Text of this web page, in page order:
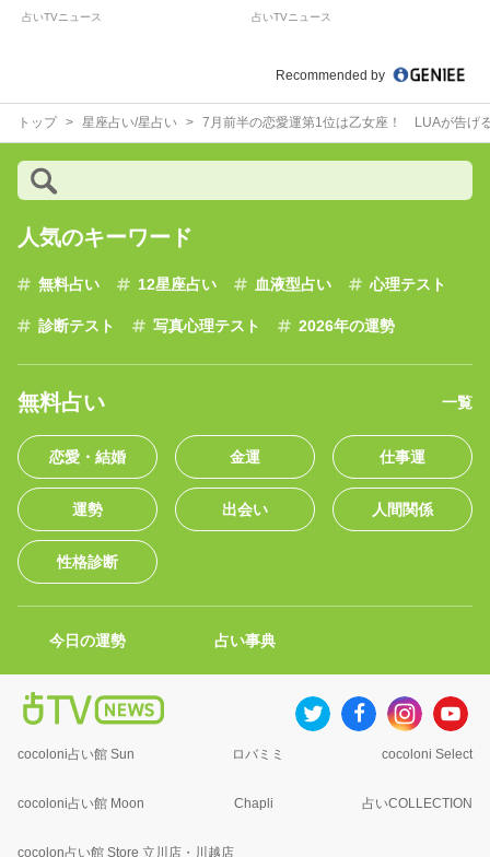
占いTVニュース 占いTVニュース
Recommended by
トップ 星座占い/星占い 7月前半の恋愛運第1位は乙女座！ LUAが告げ
人気のキーワード
無料占い 12星座占い 血液型占い 心理テスト
診断テスト 写真心理テスト 2026年の運勢
無料占い 一覧
恋愛・結婚 金運 仕事運
運勢 出会い 人間関係
性格診断
今日の運勢 占い事典
cocoloni占い館 Sun ロバミミ cocoloni Select
cocoloni占い館 Moon Chapli 占いCOLLECTION
cocolon占い館 Store 立川店・川越店